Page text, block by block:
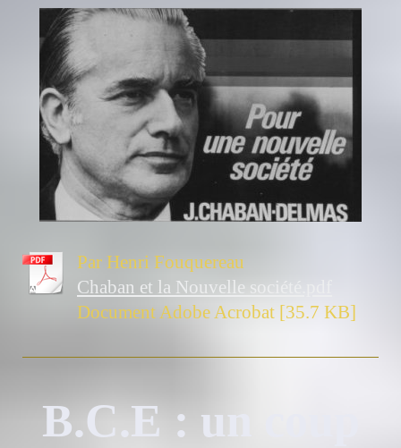
Par Henri Fouquereau
Chaban et la Nouvelle société.pdf
Document Adobe Acrobat [35.7 KB]
B.C.E : un coup